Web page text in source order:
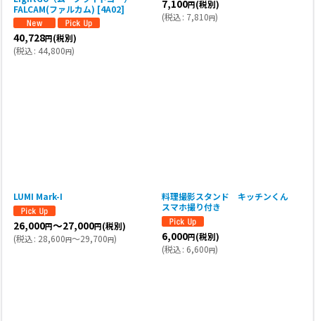
FALCAM(ファルカム) [4A02]
40,728円(税別)
(税込: 44,800円)
7,100円(税別)
(税込: 7,810円)
LUMI Mark-I
26,000円～27,000円(税別)
(税込: 28,600円～29,700円)
料理撮影スタンド キッチンくん
スマホ撮り付き
6,000円(税別)
(税込: 6,600円)